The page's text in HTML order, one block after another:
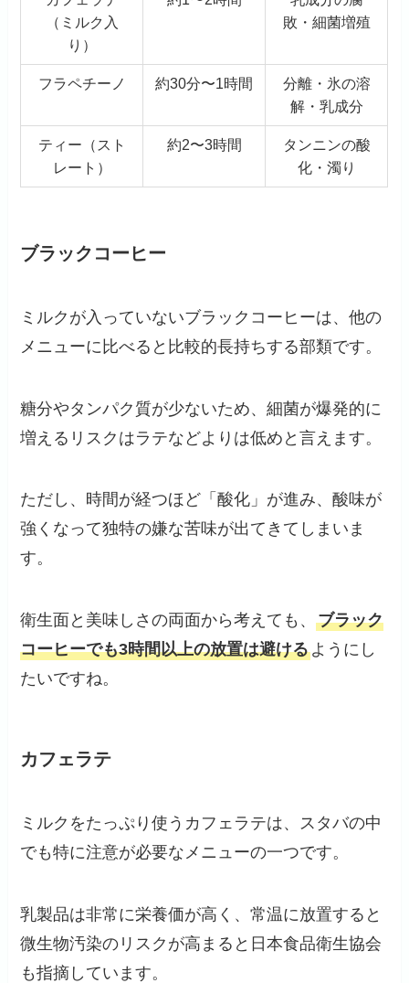
（ミルク入
り）
敗・細菌増殖
フラペチーノ 約30分〜1時間
分離・氷の溶
解・乳成分
ティー（スト
レート）
約2〜3時間
タンニンの酸
化・濁り
ブラックコーヒー
ミルクが入っていないブラックコーヒーは、他の
メニューに比べると比較的長持ちする部類です。
糖分やタンパク質が少ないため、細菌が爆発的に
増えるリスクはラテなどよりは低めと言えます。
ただし、時間が経つほど「酸化」が進み、酸味が
強くなって独特の嫌な苦味が出てきてしまいま
す。
衛生面と美味しさの両面から考えても、ブラック
コーヒーでも3時間以上の放置は避けるようにし
たいですね。
カフェラテ
ミルクをたっぷり使うカフェラテは、スタバの中
でも特に注意が必要なメニューの一つです。
乳製品は非常に栄養価が高く、常温に放置すると
微生物汚染のリスクが高まると日本食品衛生協会
も指摘しています。